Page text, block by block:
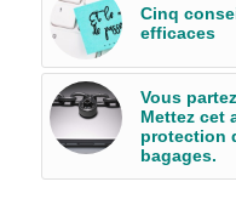
Cinq
efficaces
Vous
Mettez cet
protection
bagages.